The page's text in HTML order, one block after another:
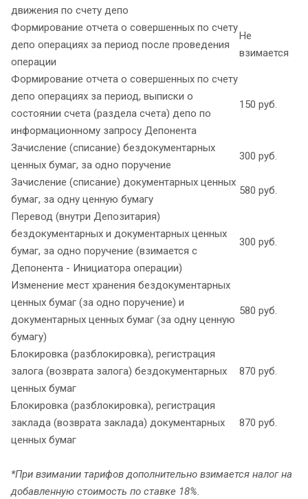
движения по счету депо
Формирование отчета о совершенных по счету
депо операциях за период после проведения
операции
Не
взимается
Формирование отчета о совершенных по счету
депо операциях за период, выписки о
состоянии счета (раздела счета) депо по
информационному запросу Депонента
150 руб.
Зачисление (списание) бездокументарных
ценных бумаг, за одно поручение
300 руб.
Зачисление (списание) документарных ценных
бумаг, за одну ценную бумагу
580 руб.
Перевод (внутри Депозитария)
бездокументарных и документарных ценных
бумаг, за одно поручение (взимается с
Депонента - Инициатора операции)
300 руб.
Изменение мест хранения бездокументарных
ценных бумаг (за одно поручение) и
документарных ценных бумаг (за одну ценную
бумагу)
580 руб.
Блокировка (разблокировка), регистрация
залога (возврата залога) бездокументарных
ценных бумаг
870 руб.
Блокировка (разблокировка), регистрация
заклада (возврата заклада) документарных
ценных бумаг
870 руб.
*При взимании тарифов дополнительно взимается налог на
добавленную стоимость по ставке 18%.